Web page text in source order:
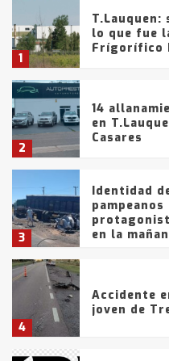
1
lo que fue
Frígorífico
2
14
en
Casares
3
Identidad
en la
4
Accidente
joven de